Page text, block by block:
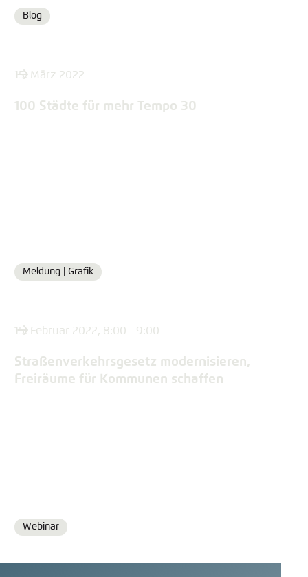
Format
Blog
15. März 2022
100 Städte für mehr Tempo 30
Format
Meldung | Grafik
15. Februar 2022, 8:00 - 9:00
Straßenverkehrsgesetz modernisieren,
Freiräume für Kommunen schaffen
Format
Webinar